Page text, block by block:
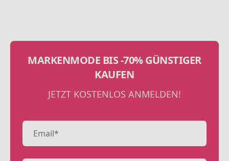
MARKENMODE BIS -70% GÜNSTIGER
KAUFEN
JETZT KOSTENLOS ANMELDEN!